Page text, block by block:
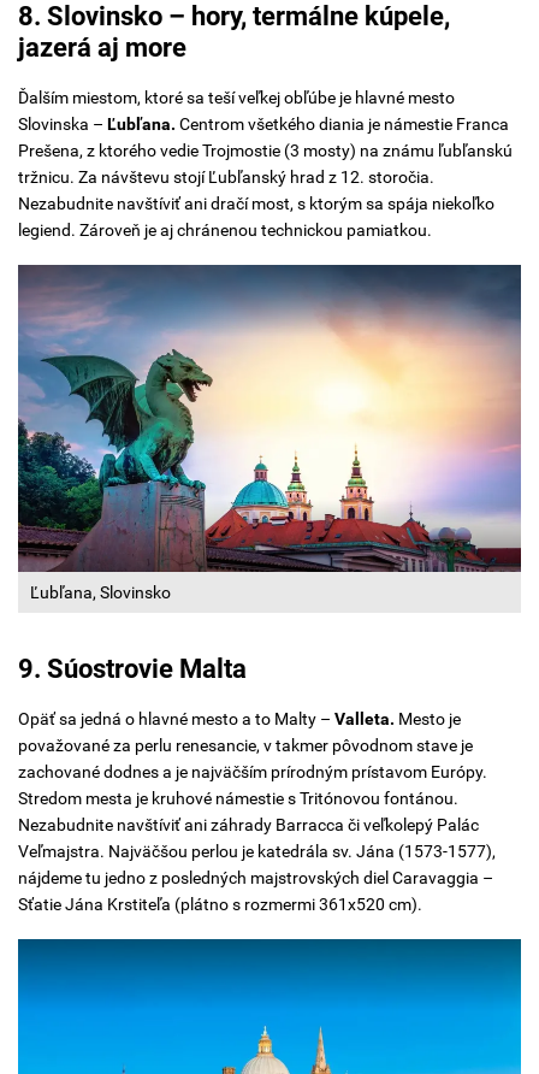
8. Slovinsko – hory, termálne kúpele,
jazerá aj more
Ďalším miestom, ktoré sa teší veľkej obľúbe je hlavné mesto
Slovinska – Ľubľana. Centrom všetkého diania je námestie Franca
Prešena, z ktorého vedie Trojmostie (3 mosty) na známu ľubľanskú
tržnicu. Za návštevu stojí Ľubľanský hrad z 12. storočia.
Nezabudnite navštíviť ani dračí most, s ktorým sa spája niekoľko
legiend. Zároveň je aj chránenou technickou pamiatkou.
Ľubľana, Slovinsko
9. Súostrovie Malta
Opäť sa jedná o hlavné mesto a to Malty – Valleta. Mesto je
považované za perlu renesancie, v takmer pôvodnom stave je
zachované dodnes a je najväčším prírodným prístavom Európy.
Stredom mesta je kruhové námestie s Tritónovou fontánou.
Nezabudnite navštíviť ani záhrady Barracca či veľkolepý Palác
Veľmajstra. Najväčšou perlou je katedrála sv. Jána (1573-1577),
nájdeme tu jedno z posledných majstrovských diel Caravaggia –
Sťatie Jána Krstiteľa (plátno s rozmermi 361x520 cm).